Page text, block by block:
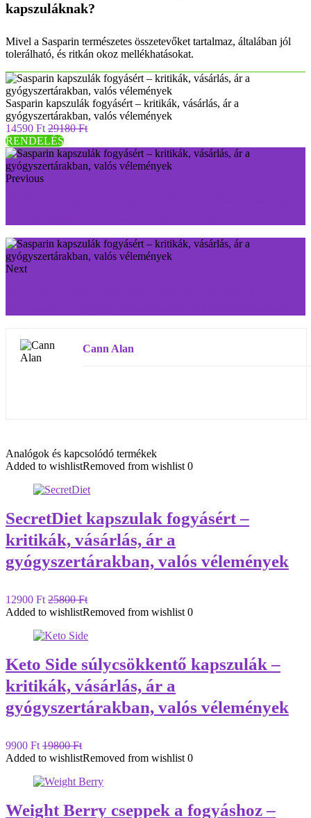
kapszuláknak?
Mivel a Sasparin természetes összetevőket tartalmaz, általában jól
tolerálható, és ritkán okoz mellékhatásokat.
Sasparin kapszulák fogyásért – kritikák, vásárlás, ár a
gyógyszertárakban, valós vélemények
14590 Ft 29180 Ft
RENDELÉS
Previous
Next
Cann Alan
Analógok és kapcsolódó termékek
Added to wishlistRemoved from wishlist 0
SecretDiet kapszulak fogyásért –
kritikák, vásárlás, ár a
gyógyszertárakban, valós vélemények
12900 Ft 25800 Ft
Added to wishlistRemoved from wishlist 0
Keto Side súlycsökkentő kapszulák –
kritikák, vásárlás, ár a
gyógyszertárakban, valós vélemények
9900 Ft 19800 Ft
Added to wishlistRemoved from wishlist 0
Weight Berry cseppek a fogyáshoz –